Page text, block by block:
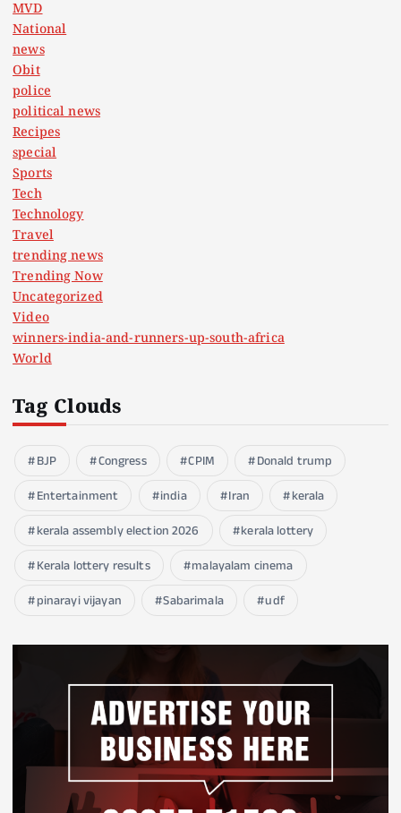
MVD
National
news
Obit
police
political news
Recipes
special
Sports
Tech
Technology
Travel
trending news
Trending Now
Uncategorized
Video
winners-india-and-runners-up-south-africa
World
Tag Clouds
BJP Congress CPIM
Donald trump
Entertainment
india Iran
kerala
kerala assembly election 2026
kerala lottery
Kerala lottery results
malayalam cinema
pinarayi vijayan
Sabarimala udf